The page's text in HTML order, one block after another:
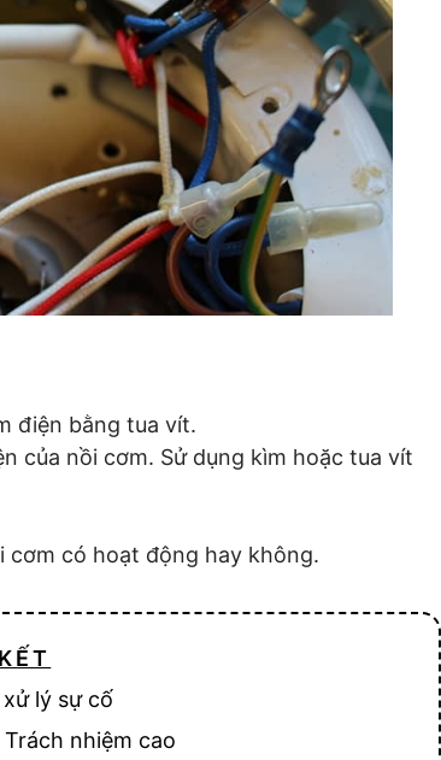
điện bằng tua vít.
của nồi cơm. Sử dụng kìm hoặc tua vít
cơm có hoạt động hay không.
lý sự cố
nhiệm cao